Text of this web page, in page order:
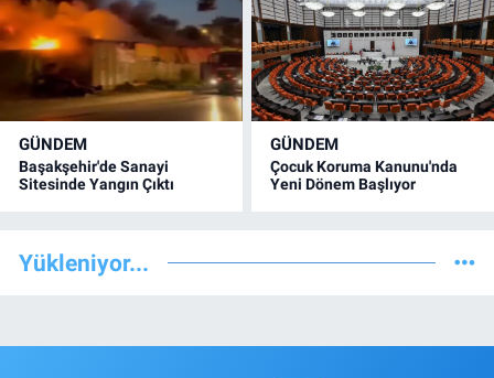
GÜNDEM
Başakşehir'de Sanayi
Sitesinde Yangın Çıktı
GÜNDEM
Çocuk Koruma Kanunu'nda
Yeni Dönem Başlıyor
Yükleniyor...